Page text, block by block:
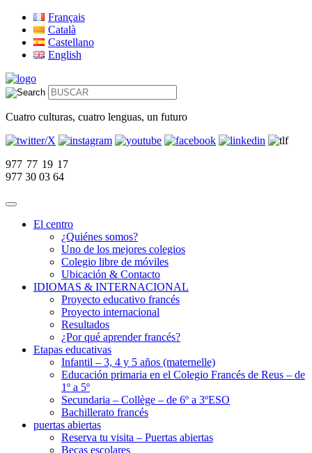
Français
Català
Castellano
English
Cuatro culturas, cuatro lenguas, un futuro
977 77 19 17
977 30 03 64
El centro
¿Quiénes somos?
Uno de los mejores colegios
Colegio libre de móviles
Ubicación & Contacto
IDIOMAS & INTERNACIONAL
Proyecto educativo francés
Proyecto internacional
Resultados
¿Por qué aprender francés?
Etapas educativas
Infantil – 3, 4 y 5 años (maternelle)
Educación primaria en el Colegio Francés de Reus – de
1º a 5º
Secundaria – Collège – de 6º a 3ºESO
Bachillerato francés
puertas abiertas
Reserva tu visita – Puertas abiertas
Becas escolares